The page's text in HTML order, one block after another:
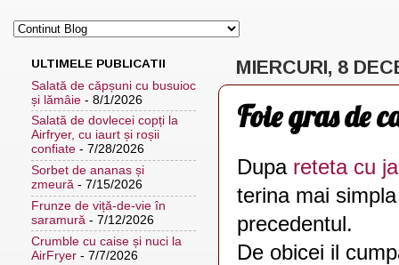
MIERCURI, 8
Foie gras de
Dupa reteta cu
terina mai
precedentul.
De obicei il
ULTIMELE PUBLICATII
Salată de căpșuni cu busuioc
și lămâie - 8/1/2026
Salată de dovlecei copți la
Airfryer, cu iaurt și roșii
confiate - 7/28/2026
Sorbet de ananas și
zmeură - 7/15/2026
Frunze de viță-de-vie în
saramură - 7/12/2026
Crumble cu caise și nuci la
AirFryer - 7/7/2026